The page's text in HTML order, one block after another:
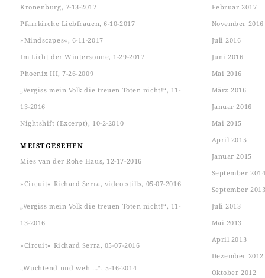
Kronenburg, 7-13-2017
Pfarrkirche Liebfrauen, 6-10-2017
»Mindscapes«, 6-11-2017
Im Licht der Wintersonne, 1-29-2017
Phoenix III, 7-26-2009
„Vergiss mein Volk die treuen Toten nicht!“, 11-
13-2016
Nightshift (Excerpt), 10-2-2010
MEISTGESEHEN
Mies van der Rohe Haus, 12-17-2016
»Circuit« Richard Serra, video stills, 05-07-2016
„Vergiss mein Volk die treuen Toten nicht!“, 11-
13-2016
»Circuit« Richard Serra, 05-07-2016
„Wuchtend und weh …“, 5-16-2014
Februar 2017
November 2016
Juli 2016
Juni 2016
Mai 2016
März 2016
Januar 2016
Mai 2015
April 2015
Januar 2015
September
September
Juli 2013
Mai 2013
April 2013
Dezember 2012
Oktober 2012